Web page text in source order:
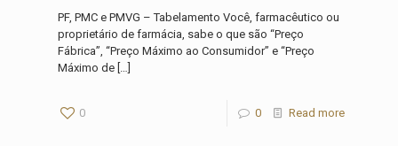
PF, PMC e PMVG – Tabelamento Você, farmacêutico ou
proprietário de farmácia, sabe o que são “Preço
Fábrica”, “Preço Máximo ao Consumidor” e “Preço
Máximo de […]
0 0 Read more